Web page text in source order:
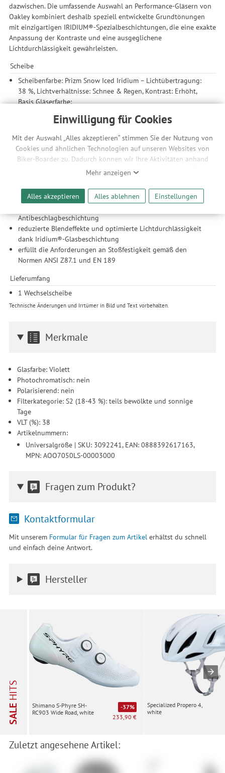
Einwilligung für Cookies
Mit der Auswahl „Alles akzeptieren“ stimmen Sie der Nutzung von
Cookies und ähnlichen Technologien auf unseren Websites von
Biker-Boarder zu. Dadurch können wir Ihre Aktivitäten anhand
Ihrer Geräte- und Browsereinstellungen nachvollziehen. Dies
Werbeanzeigen für Sie bereitzustellen sowie Funktionalitäten
unserer Website sicherzustellen und stetig zu verbessern. Dabei
werden Ihre Daten auch an Drittanbieter und Werbepartner
weitergegeben. Die Verarbeitung erfolgt ausschließlich zum
Zwecke der Einbindung von Streaming-Inhalten und der
Durchführung von statistischer Analyse, Reichweitenmessungen,
Produktempfehlungen und nutzungsbasierter Werbung.
Informationen zu den einzelnen Funktionen, den Drittanbietern
und der Speicherdauer finden Sie unter Einstellungen. Diese
Einwilligung ist freiwillig, für die Nutzung unserer Website nicht
erforderlich und gilt, bis sie widerrufen wird. Sie können Ihre
Einwilligung unter Einstellungen lediglich für bestimmte
Mehr anzeigen
Alles akzeptieren Alles ablehnen Einstellungen
dazwischen. Die umfassende Auswahl an Performance-Gläsern von
Oakley kombiniert deshalb speziell entwickelte Grundtönungen
mit einzigartigen IRIDIUM®-Spezialbeschichtungen, die eine exakte
Anpassung der Kontraste und eine ausgeglichene
Lichtdurchlässigkeit gewährleisten.
Scheibe
Scheibenfarbe: Prizm Snow Iced Iridium – Lichtübertragung:
38 %, Lichtverhältnisse: Schnee & Regen, Kontrast: Erhöht,
Basis Gläserfarbe:
entwickelt, um Farbe und Kontrast zu optimieren und
dadurch die Sichtbarkeit von Details zu verbessern.
High Definition Optics (HDO®): eliminiert Verzerrungen und
sorgt so für eine klare Scharfsicht
hervorragenden UV-Schutz und filtert zu 100 % UVA-/UVB-
Nm
Antibeschlagbeschichtung
reduzierte Blendeffekte und optimierte Lichtdurchlässigkeit
dank Iridium®-Glasbeschichtung
erfüllt die Anforderungen an Stoßfestigkeit gemäß den
Normen ANSI Z87.1 und EN 189
Lieferumfang
1 Wechselscheibe
Technische Änderungen und Irrtümer in Bild und Text vorbehalten.
Merkmale
Glasfarbe: Violett
Photochromatisch: nein
Polarisierend: nein
Filterkategorie: S2 (18-43 %): teils bewölkte und sonnige
Tage
VLT (%): 38
Artikelnummern:
Universalgröße | SKU: 3092241, EAN: 0888392617163,
MPN: AOO7050LS-00003000
Fragen zum Produkt?
Kontaktformular
Mit unserem Formular für Fragen zum Artikelerhältst du schnell
und einfach deine Antwort.
Hersteller
SALE
HITS
Shimano S-Phyre SH-
RC903 Wide Road, white
-37%
233,90 €
Specialized Propero 4,
white
Zuletzt angesehene Artikel: